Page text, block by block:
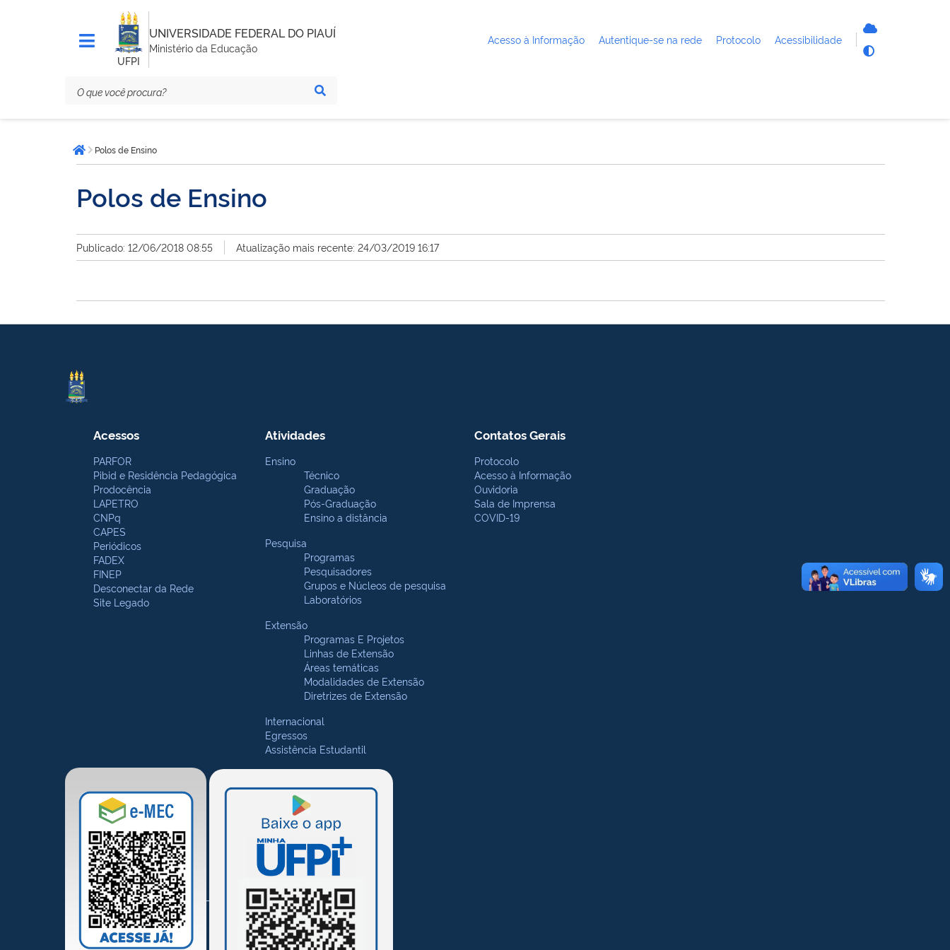
UFPI
UNIVERSIDADE FEDERAL DO PIAUÍ
Ministério da Educação
Acesso à Informação Autentique-se na rede Protocolo Acessibilidade
está
aqui:Página inicial
Polos de Ensino
Polos de Ensino
Publicado: 12/06/2018 08:55 Atualização mais recente: 24/03/2019 16:17
Acessos
PARFOR
Pibid e Residência Pedagógica
Prodocência
LAPETRO
CNPq
CAPES
Periódicos
FADEX
FINEP
Desconectar da Rede
Site Legado
Atividades
Ensino
Técnico
Graduação
Pós-Graduação
Ensino a distância
Pesquisa
Programas
Pesquisadores
Grupos e Núcleos de pesquisa
Laboratórios
Extensão
Programas E Projetos
Linhas de Extensão
Áreas temáticas
Modalidades de Extensão
Diretrizes de Extensão
Internacional
Egressos
Assistência Estudantil
Contatos Gerais
Protocolo
Acesso à Informação
Ouvidoria
Sala de Imprensa
COVID-19